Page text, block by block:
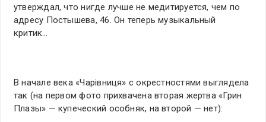
утверждал, что нигде лучше не медитируется, чем по
адресу Постышева, 46. Он теперь музыкальный
критик…
В начале века «Чарiвниця» с окрестностями выглядела
так (на первом фото прихвачена вторая жертва «Грин
Плазы» — купеческий особняк, на второй — нет):